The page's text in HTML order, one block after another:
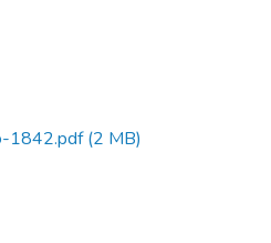
1842.pdf(2 MB)